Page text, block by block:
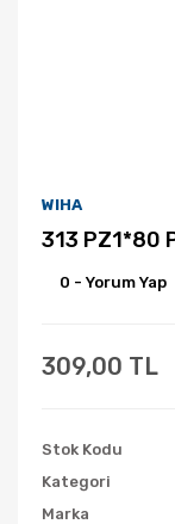
WIHA
313 PZ1*80
0 - Yorum Yap
309,00 TL
Stok Kodu
Kategori
Marka